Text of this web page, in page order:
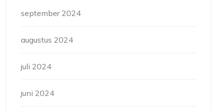
september 2024
augustus 2024
juli 2024
juni 2024